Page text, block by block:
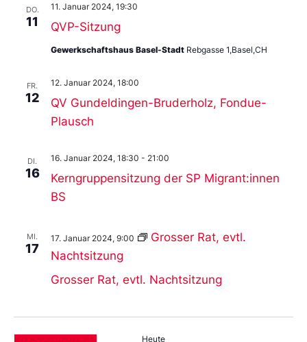
DO.
11 QVP-Sitzung
11. Januar 2024, 19:30
Gewerkschaftshaus Basel-Stadt Rebgasse 1,Basel,CH
FR.
12
QV Gundeldingen-Bruderholz, Fondue-
Plausch
12. Januar 2024, 18:00
DI.
16
Kerngruppensitzung der SP Migrant:innen
BS
16. Januar 2024, 18:30 - 21:00
MI.
17
Grosser Rat, evtl. Nachtsitzung
17. Januar 2024, 9:00
Grosser Rat, evtl.
Nachtsitzung
Heute